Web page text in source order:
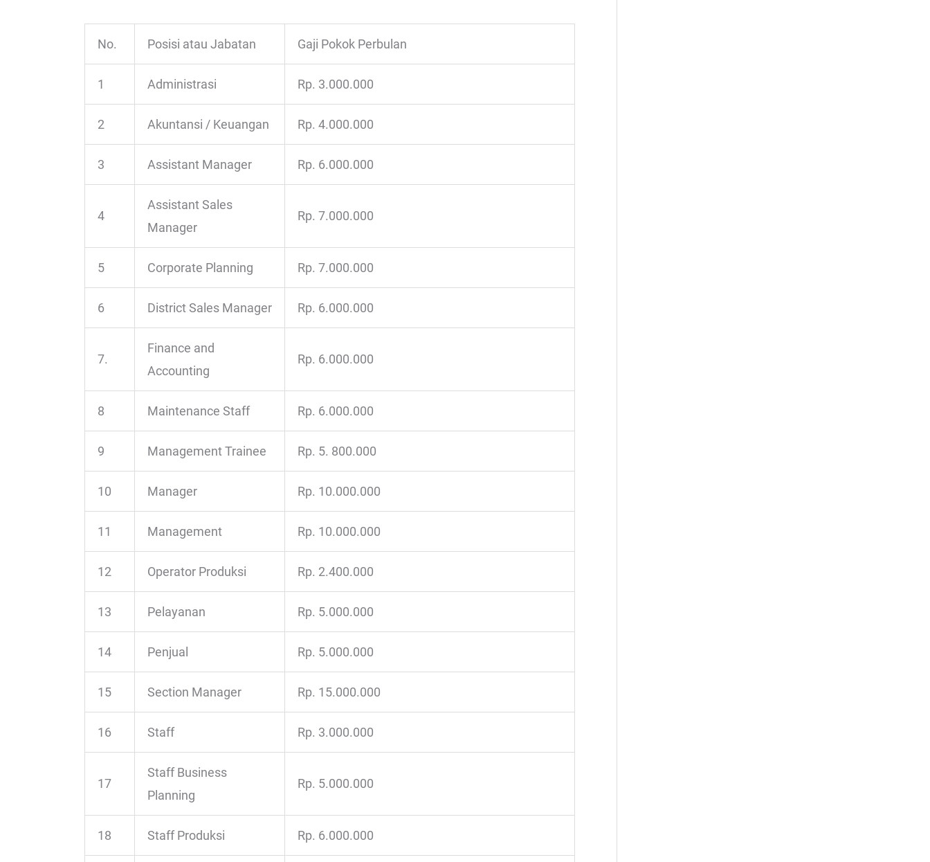
No. Posisi atau Jabatan Gaji Pokok Perbulan
1 Administrasi Rp. 3.000.000
2 Akuntansi / Keuangan Rp. 4.000.000
3 Assistant Manager Rp. 6.000.000
4
Assistant Sales
Manager
Rp. 7.000.000
5 Corporate Planning Rp. 7.000.000
6 District Sales Manager Rp. 6.000.000
7.
Finance and
Accounting
Rp. 6.000.000
8 Maintenance Staff Rp. 6.000.000
9 Management Trainee Rp. 5. 800.000
10 Manager Rp. 10.000.000
11 Management Rp. 10.000.000
12 Operator Produksi Rp. 2.400.000
13 Pelayanan Rp. 5.000.000
14 Penjual Rp. 5.000.000
15 Section Manager Rp. 15.000.000
16 Staff Rp. 3.000.000
17
Staff Business
Planning
Rp. 5.000.000
18 Staff Produksi Rp. 6.000.000